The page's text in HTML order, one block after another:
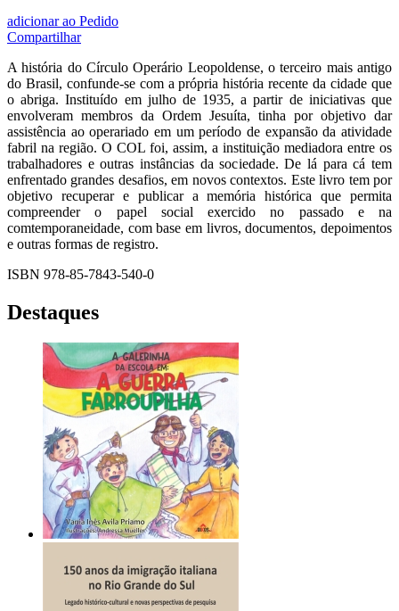
adicionar ao Pedido
Compartilhar
A história do Círculo Operário Leopoldense, o terceiro mais antigo
do Brasil, confunde-se com a própria história recente da cidade que
o abriga. Instituído em julho de 1935, a partir de iniciativas que
envolveram membros da Ordem Jesuíta, tinha por objetivo dar
assistência ao operariado em um período de expansão da atividade
fabril na região. O COL foi, assim, a instituição mediadora entre os
trabalhadores e outras instâncias da sociedade. De lá para cá tem
enfrentado grandes desafios, em novos contextos. Este livro tem por
objetivo recuperar e publicar a memória histórica que permita
compreender o papel social exercido no passado e na
comtemporaneidade, com base em livros, documentos, depoimentos
e outras formas de registro.
ISBN 978-85-7843-540-0
Destaques